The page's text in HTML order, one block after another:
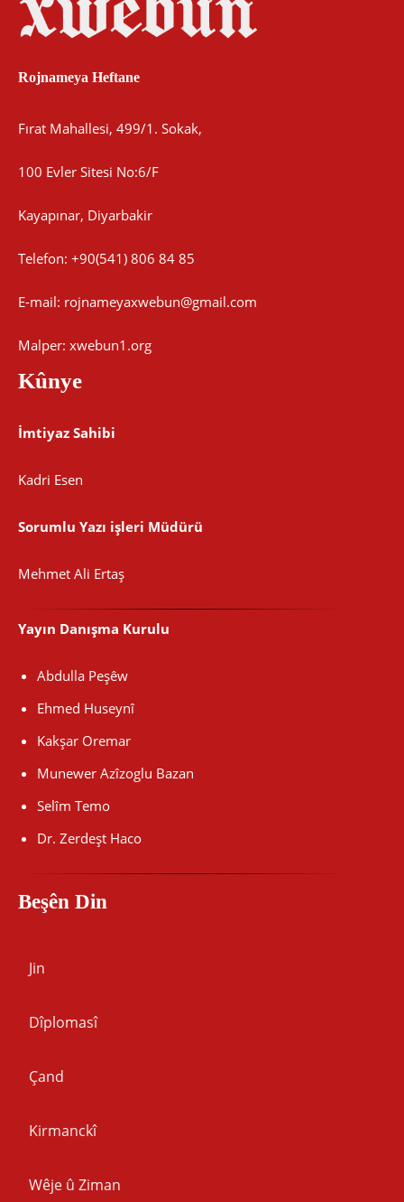
Rojnameya Heftane
Fırat Mahallesi, 499/1. Sokak,
100 Evler Sitesi No:6/F
Kayapınar, Diyarbakir
Telefon: +90(541) 806 84 85
E-mail: rojnameyaxwebun@gmail.com
Malper: xwebun1.org
Kûnye
İmtiyaz Sahibi
Kadri Esen
Sorumlu Yazı işleri Müdürü
Mehmet Ali Ertaş
Yayın Danışma Kurulu
Abdulla Peşêw
Ehmed Huseynî
Kakşar Oremar
Munewer Azîzoglu Bazan
Selîm Temo
Dr. Zerdeşt Haco
Beşên Din
Jin
Dîplomasî
Çand
Kirmanckî
Wêje û Ziman